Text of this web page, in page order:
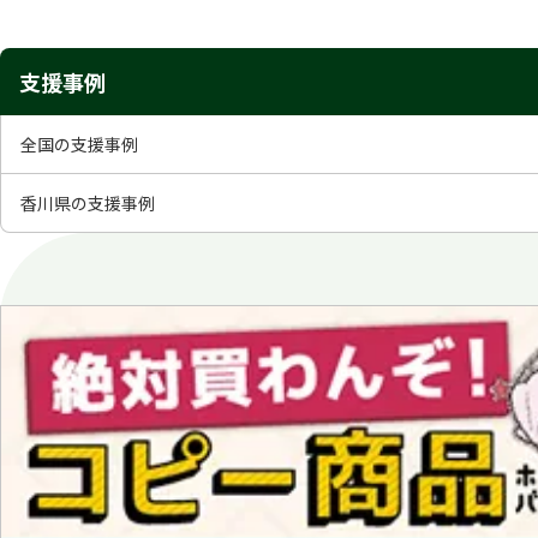
支援事例
全国の支援事例
香川県の支援事例